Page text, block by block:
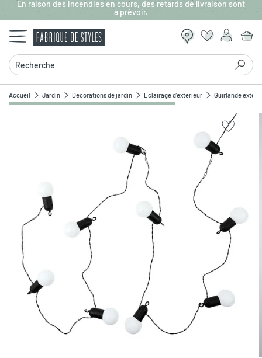
Aller au contenu principal
En raison des incendies en cours, des retards de livraison sont
à prévoir.
Recherche
Accueil Jardin Décorations de jardin Éclairage d'extérieur Guirlande
Zoomer sur l'image